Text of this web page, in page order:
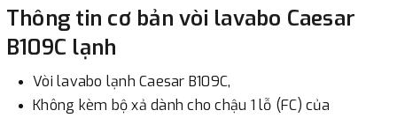
- Showroom Thanh HươngĐịa chỉ : 23 phố Cát Linh,
phường Cát Linh, quận Đống Đa, Hà Nội.
3. Chuyển khoản qua ngân hàng
Thông tin cơ bản vòi lavabo Caesar
B109C lạnh
Vòi lavabo lạnh Caesar B109C,
Không kèm bộ xả dành cho chậu 1 lỗ (FC) của